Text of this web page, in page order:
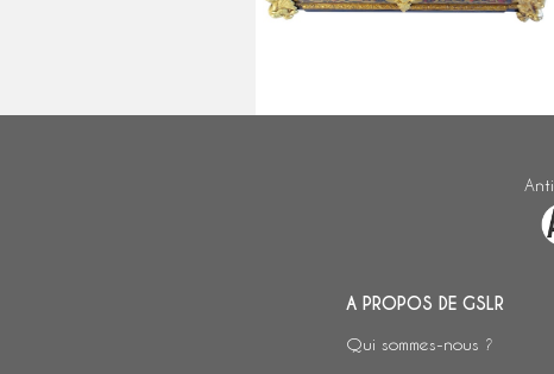
A PROPOS DE GSLR
Qui sommes-nous ?